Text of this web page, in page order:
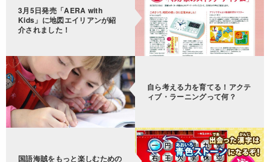
3月5日発売「AERA with
Kids」に地図エイリアンが紹
介されました！
自ら考える力を育てる！アクテ
ィブ・ラーニングって何？
国語海賊をもっと楽しむための